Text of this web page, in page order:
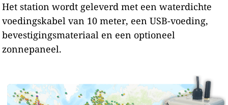
Het station wordt geleverd met een waterdichte
voedingskabel van 10 meter, een USB-voeding,
bevestigingsmateriaal en een optioneel
zonnepaneel.